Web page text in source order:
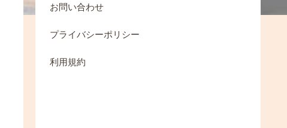
お問い合わせ
プライバシーポリシー
利用規約